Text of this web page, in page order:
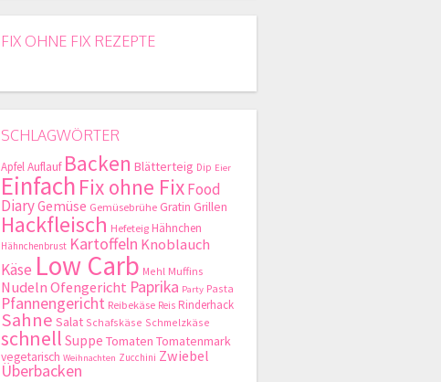
FIX OHNE FIX REZEPTE
SCHLAGWÖRTER
ApfelAuflauf Backen Blätterteig Dip Eier
Einfach Fix ohne FixFood
DiaryGemüse Gemüsebrühe Gratin Grillen
Hackfleisch Hefeteig Hähnchen
Hähnchenbrust Kartoffeln Knoblauch
Käse Low Carb Mehl Muffins
NudelnOfengericht Paprika Party Pasta
Pfannengericht Reibekäse Reis Rinderhack
Sahne Salat Schafskäse Schmelzkäse
schnell Suppe Tomaten Tomatenmark
vegetarisch Weihnachten Zucchini Zwiebel
Überbacken